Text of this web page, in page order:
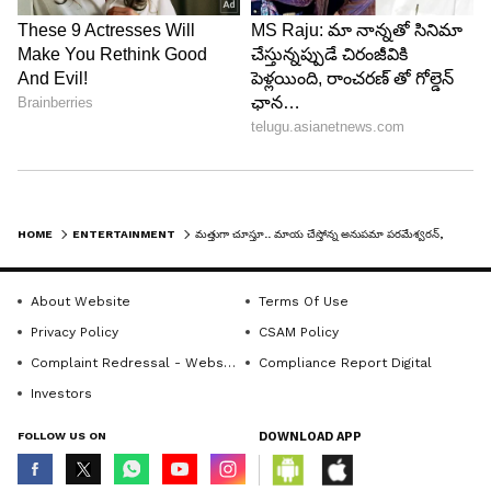
అనుపమ మోడ్రన్ డ్రెస్ లతో పాటు ట్రెడిషనల్ డ్రెస్ లలో
కూడా మెరిసిపోతుంది అనుపమా. ముఖ్యంగా చీరలో ఈ
బ్యూటీ అద్భుతంలా ఉంటుంది. కళ్లు చెదిరేలా.. చూపు
7
8
HOME ENTERTAINMENT
About Website
Terms Of Use
Privacy Policy
CSAM Policy
Complaint Redressal - Website
Compliance Report Digital
Investors
FOLLOW US ON DOWNLOAD APP